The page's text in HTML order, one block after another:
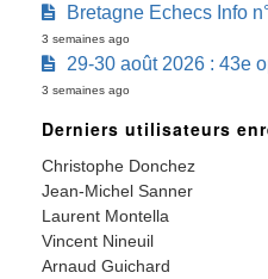
Bretagne Echecs Info
3 semaines ago
29-30 août 2026 : 43e
3 semaines ago
Derniers utilisateurs
Christophe Donchez
Jean-Michel Sanner
Laurent Montella
Vincent Nineuil
Arnaud Guichard